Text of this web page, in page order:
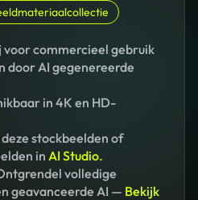
voor commercieel gebruik
door AI gegenereerde
in 4K en HD-
stockbeelden of
in AI Studio.
volledige
geavanceerde AI — Bekijk